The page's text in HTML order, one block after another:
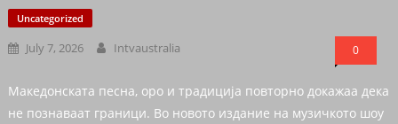
Uncategorized
July 7, 2026 Intvaustralia 0
Македонската песна, оро и традиција повторно докажаа дека
не познаваат граници. Во новото издание на музичкото шоу